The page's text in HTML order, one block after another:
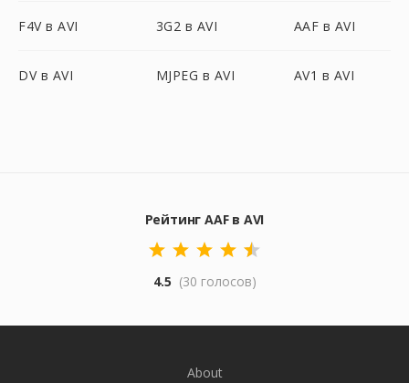
F4V в AVI 3G2 в AVI AAF в AVI
DV в AVI MJPEG в AVI AV1 в AVI
Рейтинг AAF в AVI
4.5 (30 голосов)
About